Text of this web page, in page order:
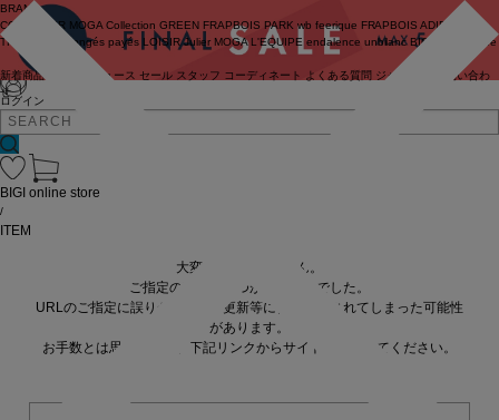
ログイン
BRAND
COUTURIER MOGA Collection GREEN FRAPBOIS PARK wb feerique FRAPBOIS ADIEU
TRISTESSE
congés payés LOISIR Julier MOGA L'EQUIPE endalence unbilanc BIGI online store
新着商品 ニュース セール スタッフ コーディネート よくある質問 ジャーナル
お問い合わ
せ
BIGI online store
/
ITEM
大変申し訳ありません。
ご指定の商品が見つかりませんでした。
URLのご指定に誤りがあるか、更新等に伴い削除されてしまった可能性
があります。
お手数とは思いますが、下記リンクからサイトへ移動してください。